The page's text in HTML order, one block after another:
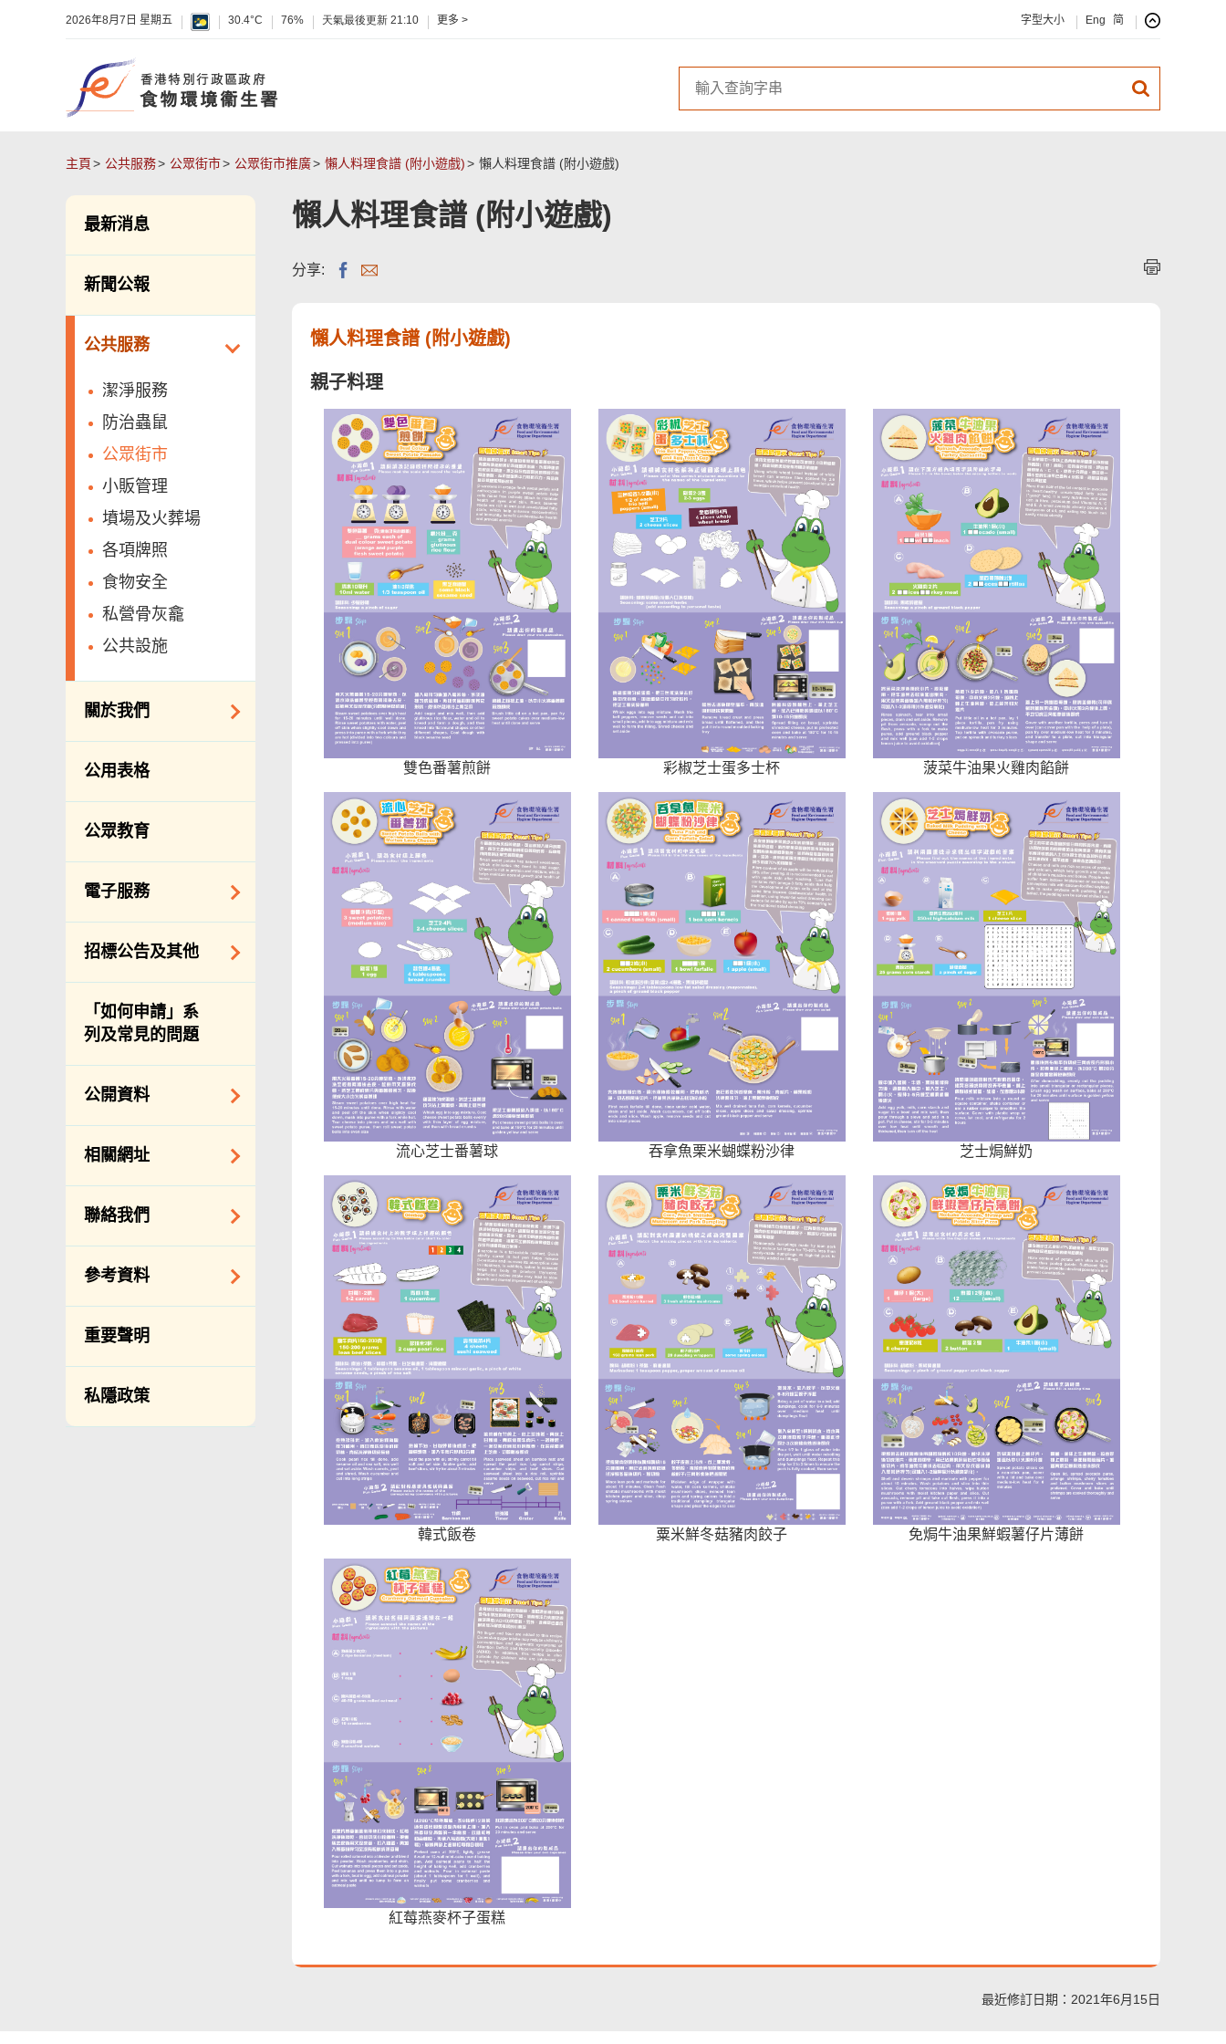
2026年8月7日 星期五 30.4°C 76% 天氣最後更新 21:10 更多 > 字型大小 Eng 简
主頁 公共服務 公眾街市 公眾街市推廣 懶人料理食譜 (附小遊戲) 懶人料理食譜 (附小遊戲)
最新消息
新聞公報
公共服務
潔淨服務
防治蟲鼠
公眾街市
小販管理
墳場及火葬場
各項牌照
食物安全
私營骨灰龕
公共設施
關於我們
組織結構
服務承諾
公用表格
公眾教育
電子服務
網上付款
招標公告及其他
招標通告索引
主要採購服務預覽
申請納入食物環境
衞生署通知名單
的標準僱傭合約
「如何申請」系
列及常見的問題
公開資料
公開資料守則
備存紀錄一覽表
相關網址
相關政府機構
聯絡我們
查詢、建議、要求
和投訴
分區環境衞生辦事
處地址及電話
滲水投訴調查聯合
辦事處 辦公時間、
參考資料
年度整合開放數據
計劃（包含空間數
據計劃）
立法會事務
促進種族平等
重要聲明
私隱政策
懶人料理食譜 (附小遊戲)
分享:
懶人料理食譜 (附小遊戲)
親子料理
雙色番薯煎餅 彩椒芝士蛋多士杯 菠菜牛油果火雞肉餡餅
流心芝士番薯球 吞拿魚栗米蝴蝶粉沙律 芝士焗鮮奶
韓式飯卷 粟米鮮冬菇豬肉餃子 免焗牛油果鮮蝦薯仔片薄餅
紅莓燕麥杯子蛋糕
最近修訂日期：2021年6月15日